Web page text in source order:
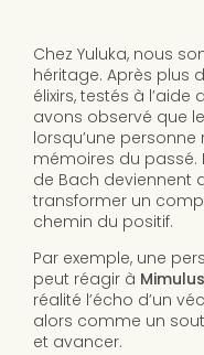
Chez Yuluka, nous
héritage. Après plus
élixirs, testés à l’aide
avons observé que
lorsqu’une
mémoires du passé.
de Bach deviennent
transformer un
chemin du positif.
Par exemple, une
peut réagir à Mimulus
réalité l’écho d’un
alors comme un
et avancer.